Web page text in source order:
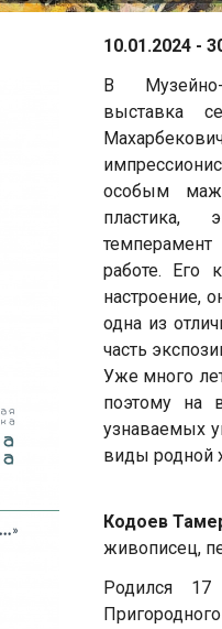
10.01.2024 -
В
выставка
особым
пластика,
работе. Его
настроение,
одна из
часть
Уже много
поэтому на
узнаваемых
виды родной
Кодоев
живописец,
Родился